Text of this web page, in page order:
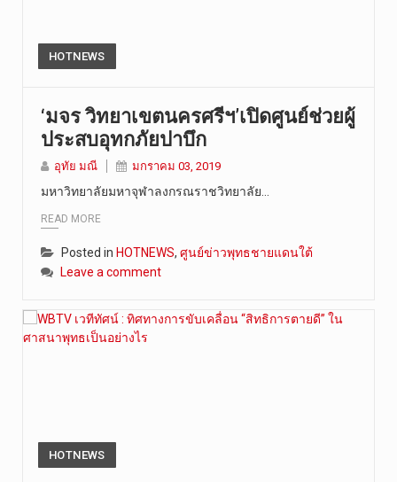
HOTNEWS
‘มจร วิทยาเขตนครศรีฯ’เปิดศูนย์ช่วยผู้
ประสบอุทกภัยปาบึก
อุทัย มณี มกราคม 03, 2019
มหาวิทยาลัยมหาจุฬาลงกรณราชวิทยาลัย…
READ MORE
Posted in HOTNEWS, ศูนย์ข่าวพุทธชายแดนใต้
Leave a comment
HOTNEWS